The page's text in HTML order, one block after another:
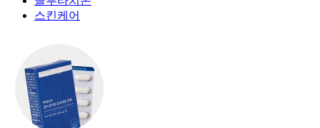
스킨케어